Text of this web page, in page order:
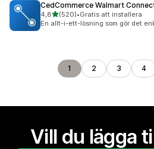
CedCommerce Walmart
4,8av 5 stjärnor
(520)
520 recensioner totalt
•Gratis att installera
En allt-i-ett-lösning som gör det
1 2 3 4
Vill du lägga